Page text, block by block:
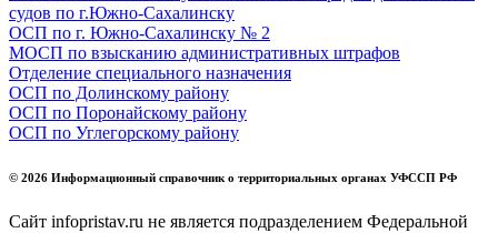
судов по г.Южно-Сахалинску
ОСП по г. Южно-Сахалинску № 2
МОСП по взысканию административных штрафов
Отделение специального назначения
ОСП по Долинскому району
ОСП по Поронайскому району
ОСП по Углегорскому району
© 2026 Информационный справочник о территориальных органах УФССП РФ
Сайт infopristav.ru не является подразделением Федеральной